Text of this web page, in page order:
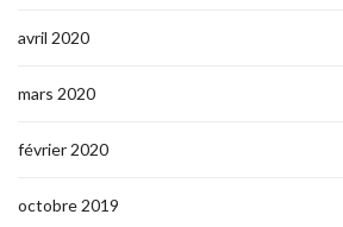
avril 2020
mars 2020
février 2020
octobre 2019